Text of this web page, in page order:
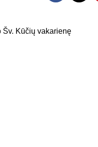
Kūčių vakarienę